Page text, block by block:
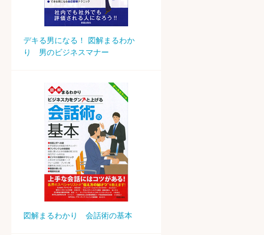
デキる男になる！ 図解まるわか
り 男のビジネスマナー
図解まるわかり 会話術の基本